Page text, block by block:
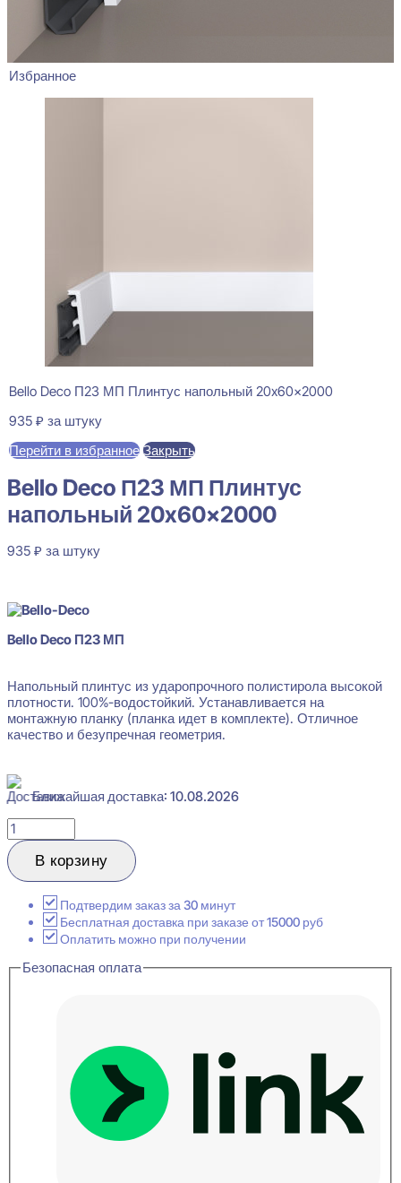
Избранное
Bello Deco П23 МП Плинтус напольный 20x60x2000
935 ₽ за штуку
Перейти в избранное Закрыть
Bello Deco П23 МП Плинтус
напольный 20x60x2000
935 ₽ за штуку
Bello Deco П23 МП
Напольный плинтус из ударопрочного полистирола высокой
плотности. 100%-водостойкий. Устанавливается на
монтажную планку (планка идет в комплекте). Отличное
качество и безупречная геометрия.
Ближайшая доставка: 10.08.2026
Количество
товара
Bello
Deco
Плинтус
напольный
В корзину
Подтвердим заказ за 30 минут
Бесплатная доставка при заказе от 15000 руб
Оплатить можно при получении
Безопасная оплата